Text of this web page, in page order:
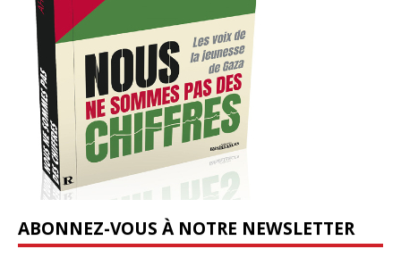
ABONNEZ-VOUS À NOTRE NEWSLETTER